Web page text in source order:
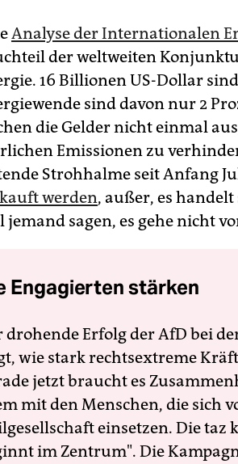
Analyse der Internationalen
der weltweiten
16 Billionen US-Dollar
sind davon nur 2
die Gelder nicht einmal
Emissionen zu
Strohhalme seit Anfang
werden, außer, es
jemand sagen, es gehe nicht
Engagierten stärken
drohende Erfolg der AfD bei
wie stark rechtsextreme
jetzt braucht es
mit den Menschen, die sich
einsetzen. Die taz
im Zentrum". Die